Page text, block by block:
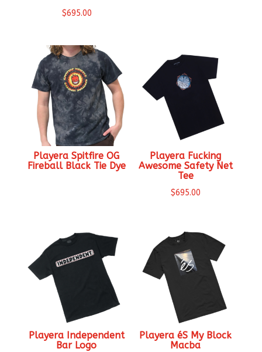
$695.00
Playera Spitfire OG
Fireball Black Tie Dye
Playera Fucking
Awesome Safety Net
Tee
$695.00
Playera Independent
Bar Logo
Playera éS My Block
Macba